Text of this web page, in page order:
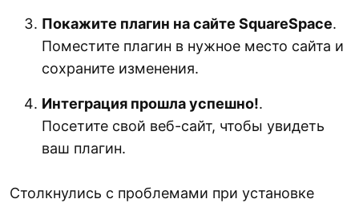
Покажите плагин на сайте SquareSpace.
Поместите плагин в нужное место сайта и
сохраните изменения.
Интеграция прошла успешно!.
Посетите свой веб-сайт, чтобы увидеть
ваш плагин.
Столкнулись с проблемами при установке